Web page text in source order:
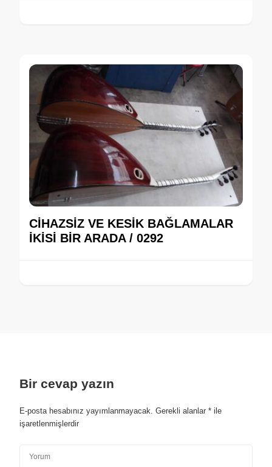
CİHAZSİZ VE KESİK BAĞLAMALAR
İKİSİ BİR ARADA / 0292
Bir cevap yazın
E-posta hesabınız yayımlanmayacak. Gerekli alanlar * ile
işaretlenmişlerdir